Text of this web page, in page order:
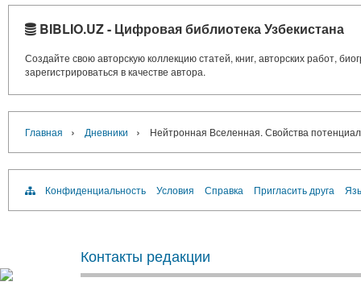
BIBLIO.UZ - Цифровая библиотека Узбекистана
Создайте свою авторскую коллекцию статей, книг, авторских работ,
зарегистрироваться в качестве автора.
Главная › Дневники › Нейтронная Вселенная. Свойства
Конфиденциальность Условия Справка Пригласить друга
Контакты редакции